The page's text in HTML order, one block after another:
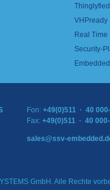
VHPready
Real
Security-
Fon: +49(0)511 · 40
Fax: +49(0)511 · 40
sales@ssv-
GmbH. Alle Rechte